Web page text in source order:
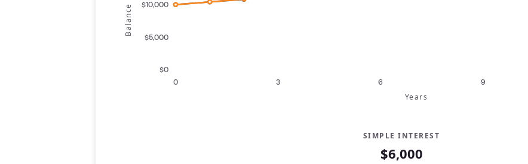
Balance
0 3 6 9
$0
$5,000
$10,000
Years
SIMPLE INTEREST
$6,000